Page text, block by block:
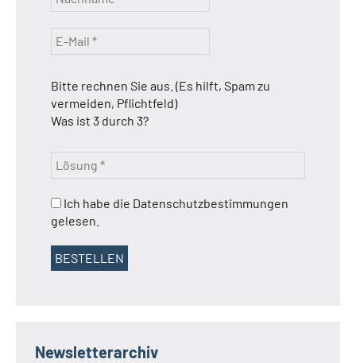
Bitte rechnen Sie aus. (Es hilft, Spam zu
vermeiden, Pflichtfeld)
Was ist 3 durch 3?
Ich habe die Datenschutzbestimmungen
gelesen.
Newsletterarchiv